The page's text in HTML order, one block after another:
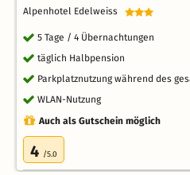
Alpenhotel Edelweiss
5 Tage / 4 Übernachtungen
täglich Halbpension
Parkplatznutzung während des
WLAN-Nutzung
Auch als Gutschein möglich
4 /5.0